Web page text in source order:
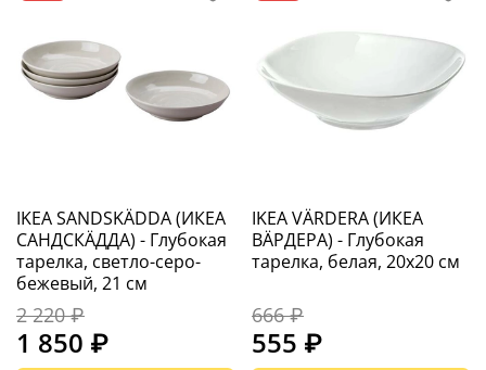
IKEA SANDSKÄDDA (ИКЕА
САНДСКÄДДА) - Глубокая
тарелка, светло-серо-
бежевый, 21 см
2 220 ₽
1 850 ₽
IKEA VÄRDERA (ИКЕА
ВÄРДЕРА) - Глубокая
тарелка, белая, 20x20 см
666 ₽
555 ₽